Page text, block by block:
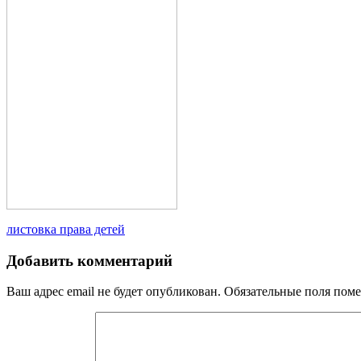
Навигация
по
записям
листовка права детей
Добавить комментарий
Ваш адрес email не будет опубликован. Обязательные поля